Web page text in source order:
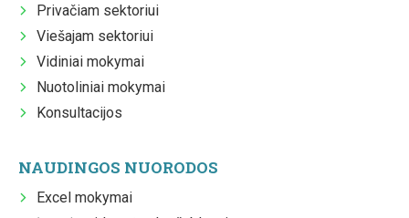
Privačiam sektoriui
Viešajam sektoriui
Vidiniai mokymai
Nuotoliniai mokymai
Konsultacijos
NAUDINGOS NUORODOS
Excel mokymai